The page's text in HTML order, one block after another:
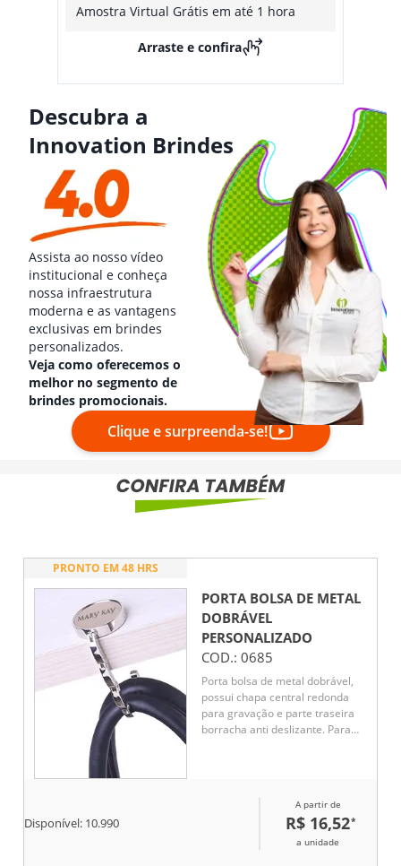
Amostra Virtual Grátis em até 1 hora
Arraste e confira
Descubra a
Innovation Brindes
Assista ao nosso vídeo
institucional e conheça
nossa infraestrutura
moderna e as vantagens
exclusivas em brindes
personalizados.
Veja como oferecemos o
melhor no segmento de
brindes promocionais.
Clique e surpreenda-se!
PRONTO EM 48 HRS
PORTA BOLSA DE METAL
DOBRÁVEL
PERSONALIZADO
COD.: 0685
Porta bolsa de metal dobrável,
possui chapa central redonda
para gravação e parte traseira
borracha anti deslizante. Para
Disponível: 10.990
A partir de
R$ 16,52*
a unidade